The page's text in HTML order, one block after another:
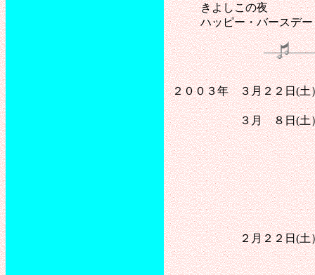
きよしこの夜
ハッピー・バースデー
２００３年 ３月２２日(
「美しき蒼き
３月 ８日(土） 老人保
美しき蒼きドナ
ローレ
グリーン
ロンド
花～荒城の月
上を向いて歩こ
赤とんぼ、ふ
２月２２日(土） 南湖
美しき蒼きドナ
ローレ